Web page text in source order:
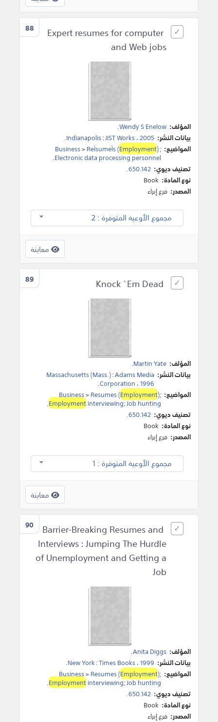
88
Expert resumes for computer
and Web jobs
المؤلف: Wendy S Enelow
.
بيانات النشر:
Indianapolis:JIST Works،2005
.
المواضيع:
Business>ReÌsumeÌs (Employment) ;
Electronic data processing personnel
.
تصنيف ديوي: 650.142.
نوع المادة: Book
المصدر: فرع إبراء
مجموع الأوعية المتوفرة : 2
معاينة
89
المؤلف: Martin Yate
.
بيانات النشر:
Massachusetts (Mass.):Adams Media
Corporation ،1996
.
المواضيع:
Business>Resumes (Employment);
Employmentinterviewing; Job hunting
.
تصنيف ديوي: 650.142.
نوع المادة: Book
المصدر: فرع إبراء
مجموع الأوعية المتوفرة : 1
معاينة
90
Barrier-Breaking Resumes and
Interviews : Jumping The Hurdle
of Unemployment and Getting a
Job
المؤلف: Anita Diggs
.
بيانات النشر:
New York:Times Books،1999
.
المواضيع:
Business>Resumes (Employment);
Employmentinterviewing; Job hunting
.
تصنيف ديوي: 650.142.
نوع المادة: Book
المصدر: فرع إبراء